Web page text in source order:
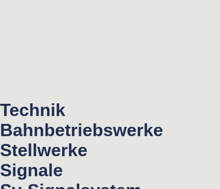
Technik
Bahnbetriebswerke
Stellwerke
Signale